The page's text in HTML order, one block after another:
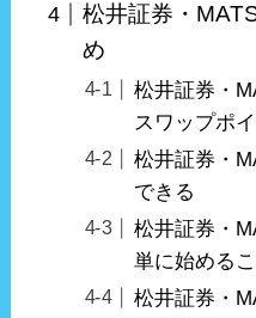
松井証券・
め
松井証券・
スワップポ
松井証券・
できる
松井証券・
単に始める
松井証券・